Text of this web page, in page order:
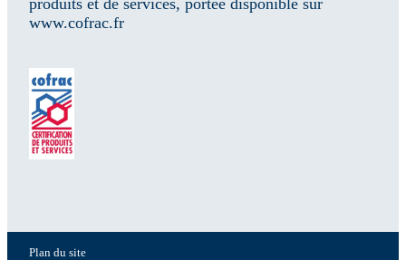
produits et de services, portée disponible sur
www.cofrac.fr
Plan du site